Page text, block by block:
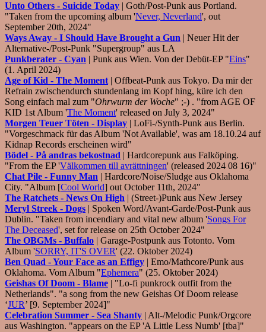
Unto Others - Suicide Today | Goth/Post-Punk aus Portland.
"Taken from the upcoming album 'Never, Neverland', out
September 20th, 2024"
Ways Away - I Should Have Brought a Gun | Neuer Hit der
Alternative-/Post-Punk "Supergroup" aus LA
Punkberater - Cyan | Punk aus Wien. Von der Debüt-EP "Eins"
(1. April 2024)
Age of Kid - The Moment | Offbeat-Punk aus Tokyo. Da mir der
Refrain zwischendurch stundenlang im Kopf hing, küre ich den
Song einfach mal zum "Ohrwurm der Woche" ;-) . "from AGE OF
KID 1st Album 'The Moment' released on July 3, 2024"
Morgen Teuer Töten - Display | LoFi-/Synth-Punk aus Berlin.
"Vorgeschmack für das Album 'Not Available', was am 18.10.24 auf
Kidnap Records erscheinen wird"
Bödel - På andras bekostnad | Hardcorepunk aus Falköping.
"From the EP 'Välkommen till avrättningen' (released 2024 08 16)"
Chat Pile - Funny Man | Hardcore/Noise/Sludge aus Oklahoma
City. "Album [Cool World] out October 11th, 2024"
The Ratchets - News On High | (Street-)Punk aus New Jersey
Meryl Streek - Dogs | Spoken Word/Avant-Garde/Post-Punk aus
Dublin. "Taken from incendiary and vital new album 'Songs For
The Deceased', set for release on 25th October 2024"
The OBGMs - Buffalo | Garage-Postpunk aus Totonto. Vom
Album 'SORRY, IT'S OVER' (22. Oktober 2024)
Ben Quad - Your Face as an Effigy | Emo/Mathcore/Punk aus
Oklahoma. Vom Album "Ephemera" (25. Oktober 2024)
Geishas Of Doom - Blame | "Lo-fi punkrock outfit from the
Netherlands". "a song from the new Geishas Of Doom release
‘JUR’ [9. September 2024]"
Celebration Summer - Sea Shanty | Alt-/Melodic Punk/Orgcore
aus Washington. "appears on the EP 'A Little Less Numb' [tba]"